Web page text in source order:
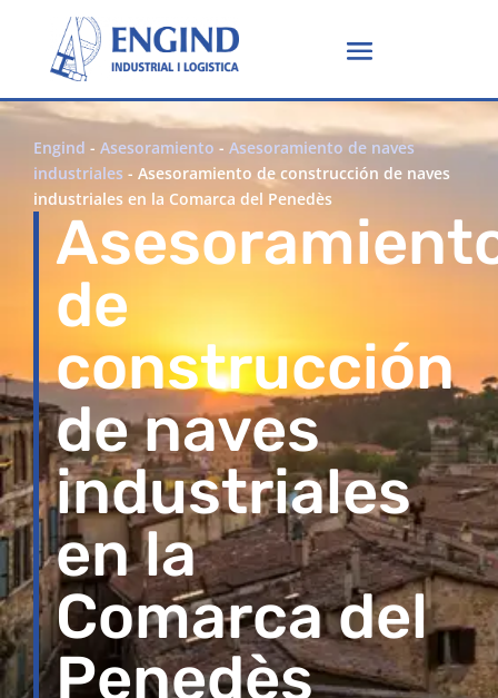
Engind - Asesoramiento - Asesoramiento de naves
industriales - Asesoramiento de construcción de naves
industriales en la Comarca del Penedès
de
construcción
de naves
industriales
en la
Comarca del
Penedès